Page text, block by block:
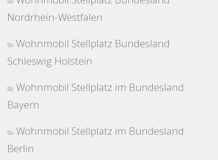
Nordrhein-Westfalen
Wohnmobil Stellplatz Bundesland
Schleswig Holstein
Wohnmobil Stellplatz im Bundesland
Bayern
Wohnmobil Stellplatz im Bundesland
Berlin